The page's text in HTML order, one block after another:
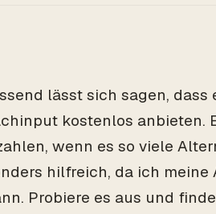
lässt sich sagen,
kostenlos anbieten.
wenn es so viele
hilfreich, da ich
Probiere es aus und